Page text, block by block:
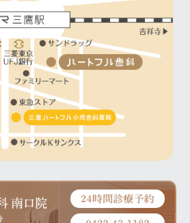
しています。 今回のテーマは、
長ステップ」でした。 インプラン
く技術ではありません。 だからこ
されている100%オーガニックミ
ントを使用 EXクリーナーには、
機栽培）の天然ミントが配合されて
自然でやさしい爽快感を実現して
ニングで「うれしい」と言われ
歯を白くする施術ではありません。
になり、 「やってよかった」 「も
」 そう感じていただける時間を提
値だと考えています。 だから私た
談会を開催しました ～未来ある
内ドクターを対象としたインプラン
しています。 今回のテーマは、